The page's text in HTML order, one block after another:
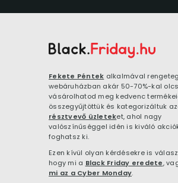
Fekete Péntek alkalmával rengeteg
webáruházban akár 50-70%-kal
vásárolhatod meg kedvenc
összegyűjtöttük és kategorizáltuk
résztvevő üzleteket, ahol nagy
valószínűséggel idén is kiváló
foghatsz ki.
Ezen kívül olyan kérdésekre is
hogy mi a Black Friday eredete,
mi az a Cyber Monday.